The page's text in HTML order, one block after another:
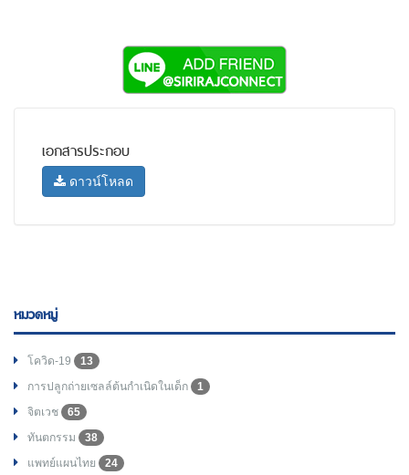
เอกสารประกอบ
ดาวน์โหลด
หมวดหมู่
โควิด-19
13
การปลูกถ่ายเซลล์ต้นกำเนิดในเด็ก
1
จิตเวช
65
ทันตกรรม
38
แพทย์แผนไทย
24